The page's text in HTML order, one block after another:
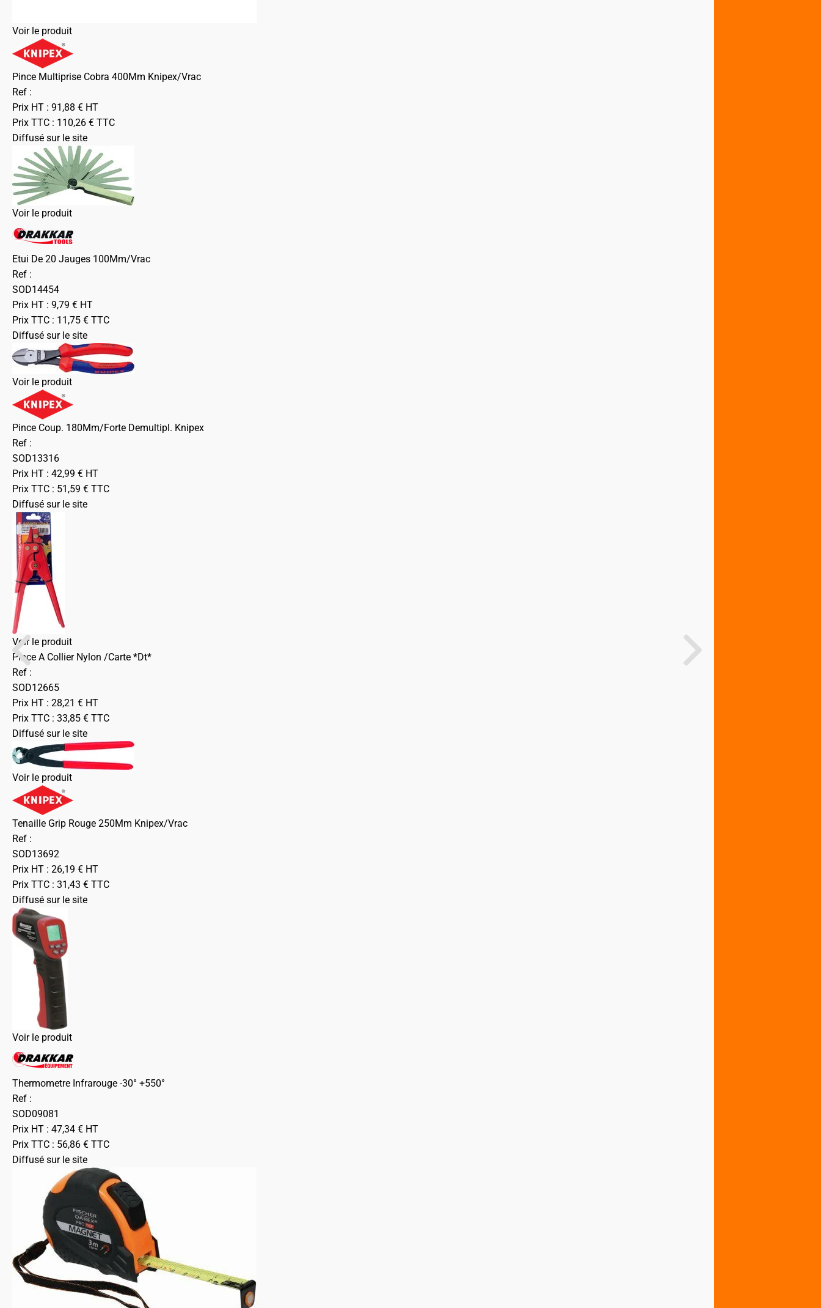
Voir le produit
Pince Multiprise Cobra 400Mm Knipex/Vrac
Ref :
Prix HT : 91,88 € HT
Prix TTC : 110,26 € TTC
Diffusé sur le site
Voir le produit
Etui De 20 Jauges 100Mm/Vrac
Ref :
SOD14454
Prix HT : 9,79 € HT
Prix TTC : 11,75 € TTC
Diffusé sur le site
Voir le produit
Pince Coup. 180Mm/Forte Demultipl. Knipex
Ref :
SOD13316
Prix HT : 42,99 € HT
Prix TTC : 51,59 € TTC
Diffusé sur le site
Voir le produit
Pince A Collier Nylon /Carte *Dt*
Ref :
SOD12665
Prix HT : 28,21 € HT
Prix TTC : 33,85 € TTC
Diffusé sur le site
Voir le produit
Tenaille Grip Rouge 250Mm Knipex/Vrac
Ref :
SOD13692
Prix HT : 26,19 € HT
Prix TTC : 31,43 € TTC
Diffusé sur le site
Voir le produit
Thermometre Infrarouge -30° +550°
Ref :
SOD09081
Prix HT : 47,34 € HT
Prix TTC : 56,86 € TTC
Diffusé sur le site